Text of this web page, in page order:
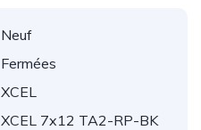
Neuf
Fermées
XCEL
XCEL 7x12 TA2-RP-BK